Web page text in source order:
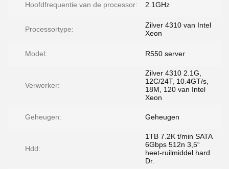
Hoofdfrequentie van de processor: 2.1GHz
Processortype:
Zilver 4310 van Intel
Xeon
Model: R550 server
Verwerker:
Zilver 4310 2.1G,
12C/24T, 10.4GT/s,
18M, 120 van Intel
Xeon
Geheugen: Geheugen
Hdd:
1TB 7.2K t/min SATA
6Gbps 512n 3,5“
heet-ruilmiddel hard
Dr.